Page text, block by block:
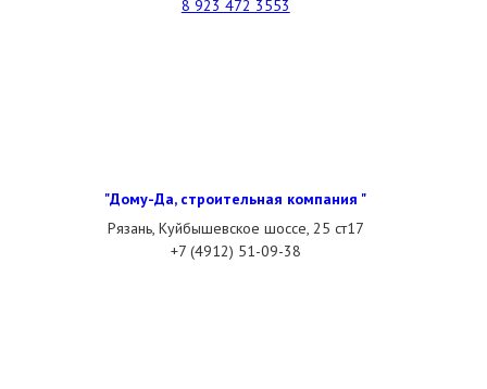
8 923 472 3553
"Дому-Да, строительная компания "
Рязань, Куйбышевское шоссе, 25 ст17
+7 (4912) 51-09-38